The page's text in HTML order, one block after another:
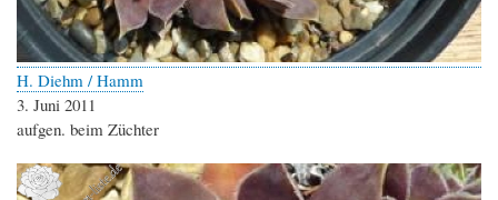
H. Diehm / Hamm
3. Juni 2011
aufgen. beim Züchter